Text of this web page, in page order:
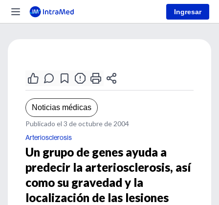
Ingresar
Noticias médicas
Publicado el 3 de octubre de 2004
Arteriosclerosis
Un grupo de genes ayuda a
predecir la arteriosclerosis, así
como su gravedad y la
localización de las lesiones